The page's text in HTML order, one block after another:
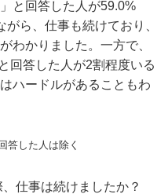
と回答した人が59.0%
ら、仕事も続けており、
わかりました。一方で、
回答した人が2割程度いる
ハードルがあることもわ
答した人は除く
仕事は続けましたか？